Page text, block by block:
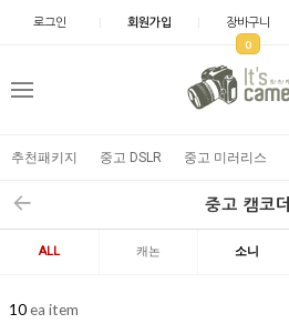
로그인 회원가입 장바구니
0
추천패키지 중고 DSLR 중고 미러리스
중고 캠코더
ALL 캐논 소니
10ea item